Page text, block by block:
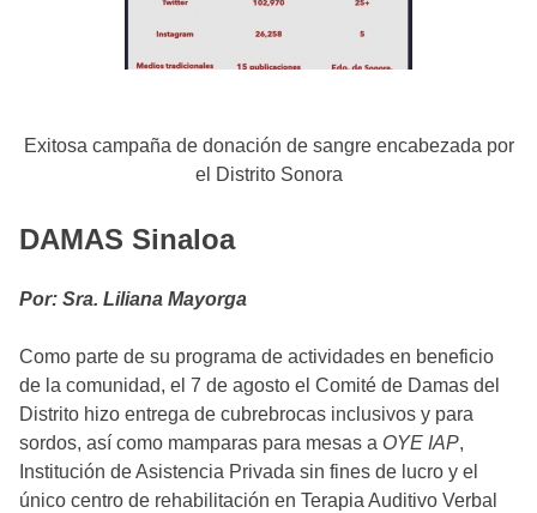
Exitosa campaña de donación de sangre encabezada por
el Distrito Sonora
DAMAS Sinaloa
Por: Sra. Liliana Mayorga
Como parte de su programa de actividades en beneficio
de la comunidad, el 7 de agosto el Comité de Damas del
Distrito hizo entrega de cubrebrocas inclusivos y para
sordos, así como mamparas para mesas a OYE IAP,
Institución de Asistencia Privada sin fines de lucro y el
único centro de rehabilitación en Terapia Auditivo Verbal